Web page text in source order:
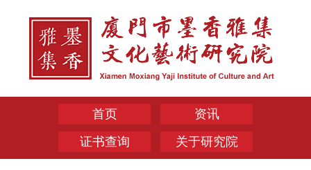
首页
资讯
证书查询
关于研究院